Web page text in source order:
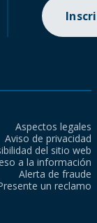
Aspectos legales
Aviso de privacidad
del sitio web
a la información
Alerta de fraude
un reclamo